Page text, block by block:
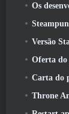
Os
Steampunk
Versão Star Rail
Oferta do
Carta do
Throne